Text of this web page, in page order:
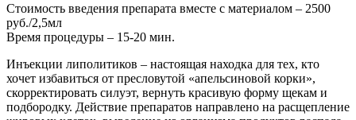
Стоимость введения препарата вместе с материалом – 2500
руб./2,5мл
Время процедуры – 15-20 мин.
Инъекции липолитиков – настоящая находка для тех, кто
хочет избавиться от пресловутой «апельсиновой корки»,
скорректировать силуэт, вернуть красивую форму щекам и
подбородку. Действие препаратов направлено на расщепление